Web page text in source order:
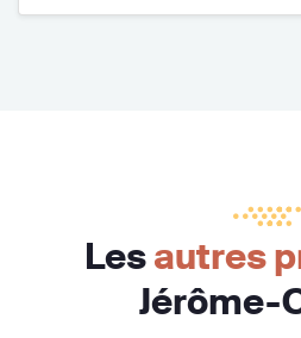
Lesautres
Jérôme-